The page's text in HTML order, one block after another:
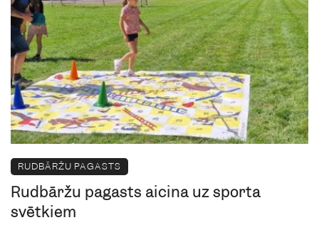
RUDBĀRŽU PAGASTS
Rudbāržu pagasts aicina uz sporta
svētkiem